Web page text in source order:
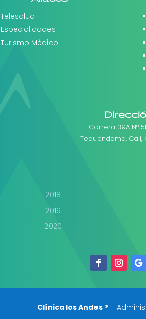
Telesalud
Especialidades
Turismo Médico
Carrera 39A N°
Tequendama, Cali,
2018
2019
2020
Clínica los Andes ® –